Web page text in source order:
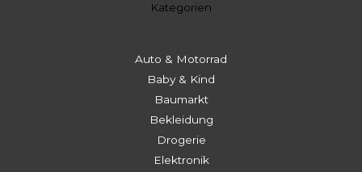
Kategorien
Auto & Motorrad
Baby & Kind
Baumarkt
Bekleidung
Drogerie
Elektronik